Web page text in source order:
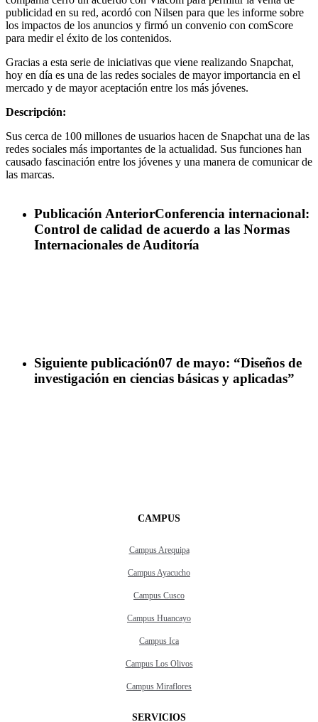
publicidad en su red, acordó con Nilsen para que les informe sobre
los impactos de los anuncios y firmó un convenio con comScore
para medir el éxito de los contenidos.
Gracias a esta serie de iniciativas que viene realizando Snapchat,
hoy en día es una de las redes sociales de mayor importancia en el
mercado y de mayor aceptación entre los más jóvenes.
Descripción:
Sus cerca de 100 millones de usuarios hacen de Snapchat una de las
redes sociales más importantes de la actualidad. Sus funciones han
causado fascinación entre los jóvenes y una manera de comunicar de
las marcas.
Publicación AnteriorConferencia internacional:
Control de calidad de acuerdo a las Normas
Internacionales de Auditoría
Siguiente publicación07 de mayo: “Diseños de
investigación en ciencias básicas y aplicadas”
CAMPUS
Campus Arequipa
Campus Ayacucho
Campus Cusco
Campus Huancayo
Campus Ica
Campus Los Olivos
Campus Miraflores
SERVICIOS